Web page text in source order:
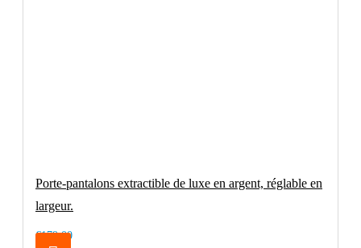
Porte-pantalons extractible de luxe en argent, réglable en
largeur.
€179.00